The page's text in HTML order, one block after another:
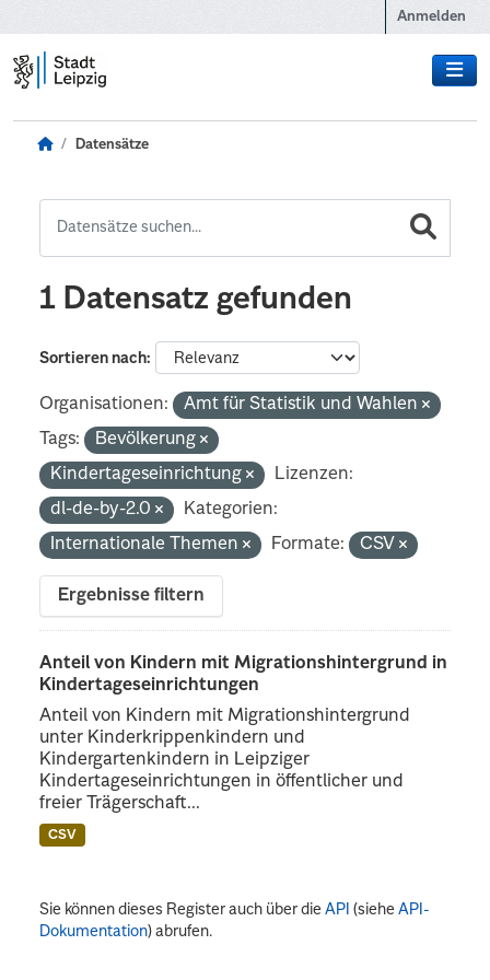
Anmelden
Datensätze
1 Datensatz gefunden
Sortieren nach
Organisationen:
Amt für Statistik und Wahlen
Tags:
Bevölkerung
Kindertageseinrichtung
Lizenzen:
dl-de-by-2.0
Kategorien:
Internationale Themen
Formate: CSV
Ergebnisse filtern
Anteil von Kindern mit Migrationshintergrund in
Kindertageseinrichtungen
Anteil von Kindern mit Migrationshintergrund
unter Kinderkrippenkindern und
Kindergartenkindern in Leipziger
Kindertageseinrichtungen in öffentlicher und
freier Trägerschaft...
CSV
Sie können dieses Register auch über dieAPI (sieheAPI-
Dokumentation) abrufen.